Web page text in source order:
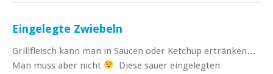
Eingelegte Zwiebeln
Grillfleisch kann man in Saucen oder Ketchup ertränken…
Man muss aber nicht
Diese sauer eingelegten